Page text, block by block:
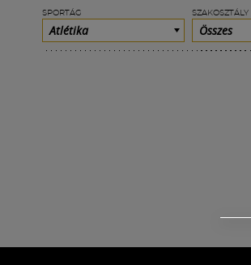
SPORTÁG
Atlétika
SZAKOSZTÁLY
Összes